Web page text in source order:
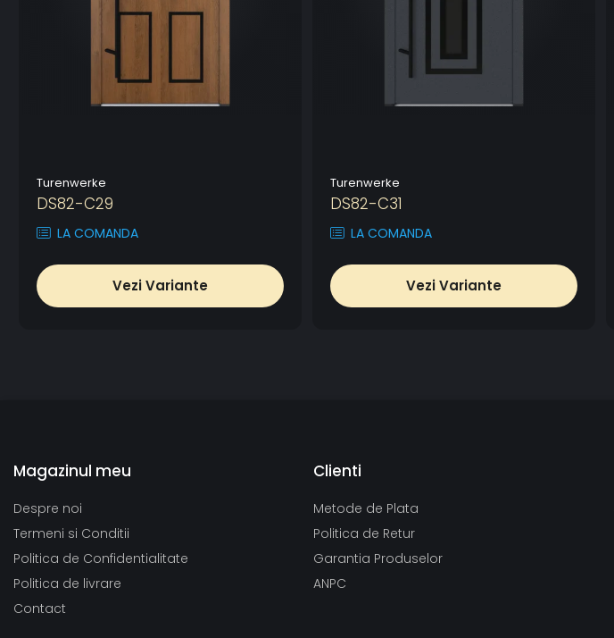
Turenwerke
DS82-C29
LA COMANDA
Vezi Variante
Turenwerke
DS82-C31
LA COMANDA
Vezi Variante
Magazinul meu
Despre noi
Termeni si Conditii
Politica de Confidentialitate
Politica de livrare
Contact
Clienti
Metode de Plata
Politica de Retur
Garantia Produselor
ANPC